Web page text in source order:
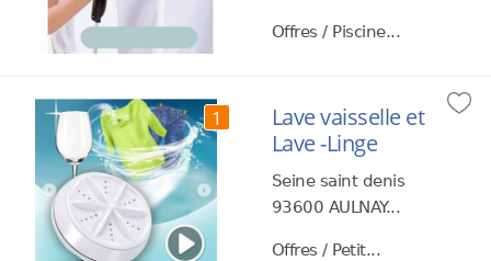
Offres / Piscine...
1
Lave vaisselle et
Lave -Linge
Seine saint denis
93600 AULNAY...
Offres / Petit...